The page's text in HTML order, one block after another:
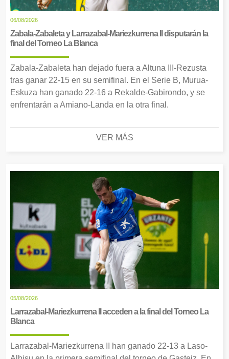
06/08/2026
Zabala-Zabaleta y Larrazabal-Mariezkurrena II disputarán la
final del Torneo La Blanca
Zabala-Zabaleta han dejado fuera a Altuna III-Rezusta
tras ganar 22-15 en su semifinal. En el Serie B, Murua-
Eskuza han ganado 22-16 a Rekalde-Gabirondo, y se
enfrentarán a Amiano-Landa en la otra final.
VER MÁS
05/08/2026
Larrazabal-Mariezkurrena II acceden a la final del Torneo La
Blanca
Larrazabal-Mariezkurrena II han ganado 22-13 a Laso-